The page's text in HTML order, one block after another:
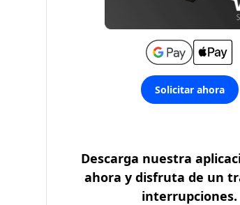
Solicitar ahora
Descarga nuestra
ahora y disfruta de un
interrupciones.